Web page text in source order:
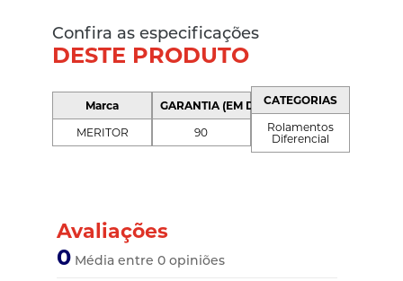
Confira as especificações
DESTE PRODUTO
Marca
MERITOR
GARANTIA (EM DIAS)
90
CATEGORIAS
Rolamentos
Diferencial
Avaliações
0 Média entre 0 opiniões